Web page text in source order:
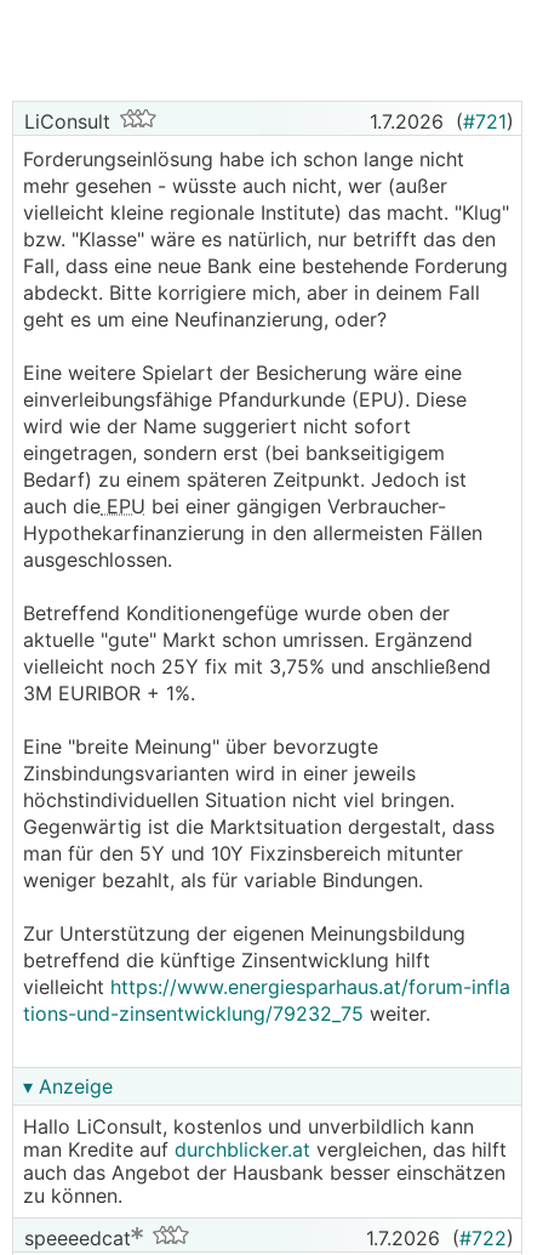
40% (Ausnahmekontingent: 10%).
Eine Laufzeit von maximal 35 Jahren
(Ausnahmekontingent: 5%).
Insgesamt dürfen aber bei einem Kreditinstitut
maximal 20% aller Kredite eine der Obergrenzen
überschreiten.
Um Renovierungen und Sanierungen –
insbesondere den Umstieg von fossilen auf
erneuerbare Energieträger – zu erleichtern, sind
Geringfügigkeitsgrenze von € 50.000 von diesen
Vorgaben ausgenommen.
https://www.fma.gv.at/fma-erlaesst-verordnung-fuer
-nachhaltige-vergabestandards-bei-der-finanzierung
-von-wohnimmobilien-kim-vo/
Die KIM-V wird per Juni 2025 gestrichen. Um
Bestkonditionen zu erreichen, sind die Vorgaben
aber durchaus bei den jeweiligen Bankinstituten
nötig.
Fixzins-Varianten, Stand 29.12.2024
5J FIX: ab2,85%, Anschluss variabel 3-Monats
Euribor zuzüglich bestens ab 1%
10J FIX: ab 3,05% , Anschluss variabel 3-Monats
Euribor zuzüglich bestens ab 1%
Euribor zuzüglich bestens ab 1%
15, 20, 30 und 35J FIX:individuell
Variante variabel:
Aufschlag ab1,00%zuzüglich 3-Monats-Euribor
Im individuellen Einzelfall können sich
Ausnahmekonditionen ergeben, die die jeweilige
Bank meist unter bestimmten Auflagen wie
Kontowechsel, Verpflichtung zum Abschluss von
Bank- oder Versicherungsprodukten usw. aus
LiConsult 1.7.2026 (#721)
Forderungseinlösung habe ich schon lange nicht
mehr gesehen - wüsste auch nicht, wer (außer
vielleicht kleine regionale Institute) das macht. "Klug"
bzw. "Klasse" wäre es natürlich, nur betrifft das den
Fall, dass eine neue Bank eine bestehende Forderung
abdeckt. Bitte korrigiere mich, aber in deinem Fall
geht es um eine Neufinanzierung, oder?
Eine weitere Spielart der Besicherung wäre eine
einverleibungsfähige Pfandurkunde (EPU). Diese
wird wie der Name suggeriert nicht sofort
eingetragen, sondern erst (bei bankseitigigem
Bedarf) zu einem späteren Zeitpunkt. Jedoch ist
auch die EPU bei einer gängigen Verbraucher-
Hypothekarfinanzierung in den allermeisten Fällen
ausgeschlossen.
Betreffend Konditionengefüge wurde oben der
aktuelle "gute" Markt schon umrissen. Ergänzend
vielleicht noch 25Y fix mit 3,75% und anschließend
3M EURIBOR + 1%.
Eine "breite Meinung" über bevorzugte
Zinsbindungsvarianten wird in einer jeweils
höchstindividuellen Situation nicht viel bringen.
Gegenwärtig ist die Marktsituation dergestalt, dass
man für den 5Y und 10Y Fixzinsbereich mitunter
weniger bezahlt, als für variable Bindungen.
Zur Unterstützung der eigenen Meinungsbildung
betreffend die künftige Zinsentwicklung hilft
vielleicht https://www.energiesparhaus.at/forum-infla
tions-und-zinsentwicklung/79232_75 weiter.
▾ Anzeige
Hallo LiConsult, kostenlos und unverbildlich kann
man Kredite auf durchblicker.at vergleichen, das hilft
auch das Angebot der Hausbank besser einschätzen
zu können.
speeeedcat
1.7.2026 (#722)